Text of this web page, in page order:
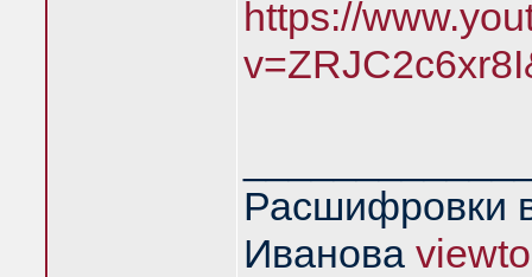
https://
Расшифровки
Иванова